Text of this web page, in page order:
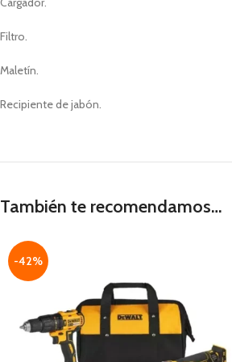
Filtro.
Maletín.
Recipiente de jabón.
También te recomendamos…
-42%